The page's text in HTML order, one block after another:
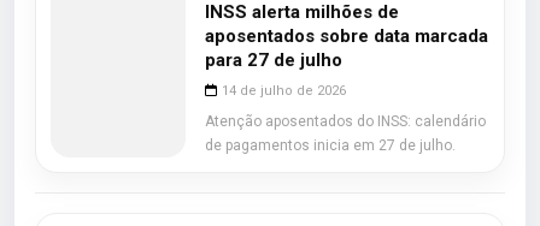
INSS alerta milhões de
aposentados sobre data marcada
para 27 de julho
14 de julho de 2026
Atenção aposentados do INSS: calendário
de pagamentos inicia em 27 de julho.